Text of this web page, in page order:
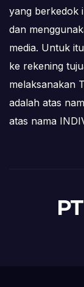
yang berkedok
dan
media. Untuk
ke rekening
melaksanakan
adalah atas
atas nama